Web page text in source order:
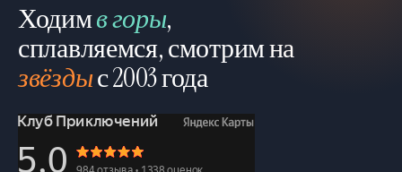
Ходимв горы,
сплавляемся, смотрим на
звёздыс 2003 года